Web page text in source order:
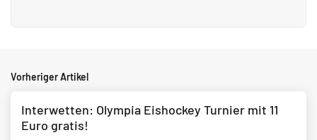
Vorheriger Artikel
Interwetten: Olympia Eishockey Turnier mit 11
Euro gratis!